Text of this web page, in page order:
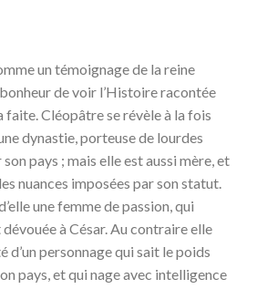
un témoignage de la reine
bonheur de voir l’Histoire racontée
faite. Cléopâtre se révèle à la fois
dynastie, porteuse de lourdes
pays ; mais elle est aussi mère, et
nuances imposées par son statut.
une femme de passion, qui
à César. Au contraire elle
d’un personnage qui sait le poids
pays, et qui nage avec intelligence